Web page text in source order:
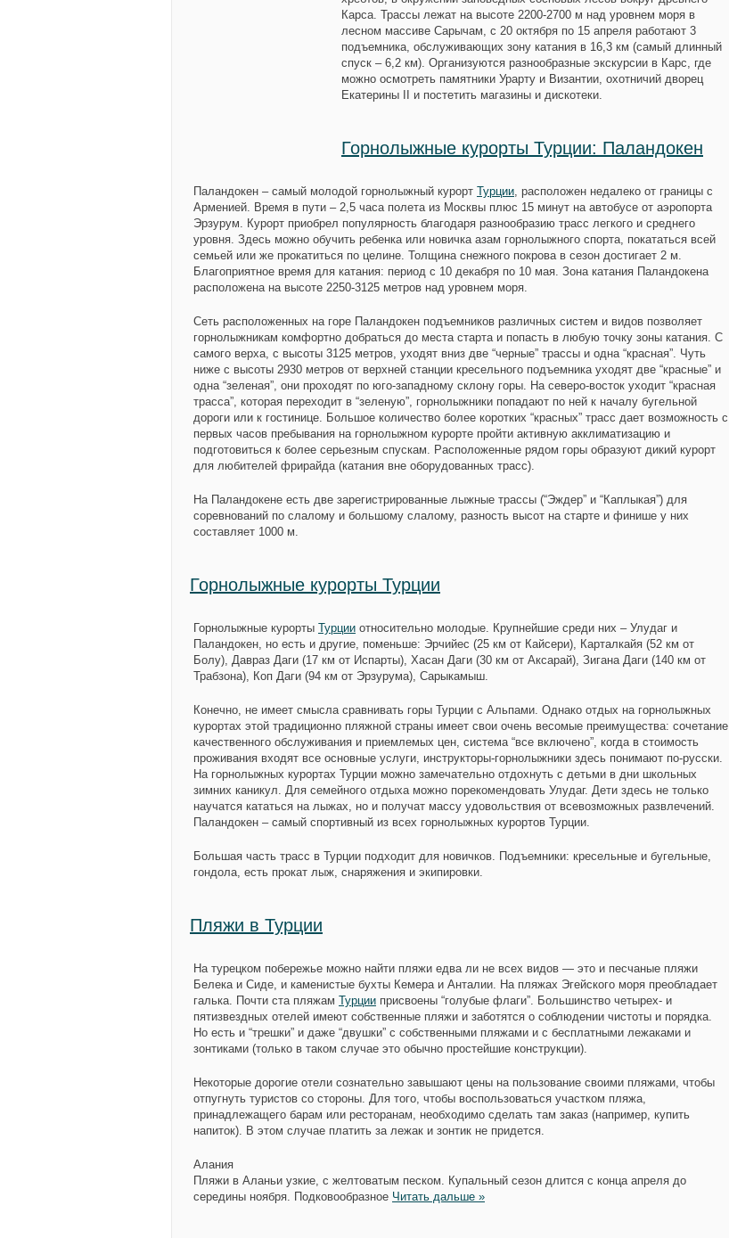
Карса. Трассы лежат на высоте 2200-2700 м над уровнем моря в
лесном массиве Сарычам, с 20 октября по 15 апреля работают 3
подъемника, обслуживающих зону катания в 16,3 км (самый длинный
спуск – 6,2 км). Организуются разнообразные экскурсии в Карс, где
можно осмотреть памятники Урарту и Византии, охотничий дворец
Екатерины II
и постетить магазины и дискотеки.
Горнолыжные курорты Турции: Паландокен
Паландокен – самый молодой горнолыжный курорт Турции, расположен недалеко от границы с
Арменией. Время в пути – 2,5 часа полета из Москвы плюс 15 минут на автобусе от аэропорта
Эрзурум. Курорт приобрел популярность благодаря разнообразию трасс легкого и среднего
уровня. Здесь можно обучить ребенка или новичка азам горнолыжного спорта, покататься всей
семьей или же прокатиться по целине. Толщина снежного покрова в сезон достигает 2 м.
Благоприятное время для катания: период с 10 декабря по 10 мая. Зона катания Паландокена
расположена на высоте 2250-3125 метров над уровнем моря.
Сеть расположенных на горе Паландокен подъемников различных систем и видов позволяет
горнолыжникам комфортно добраться до места старта и попасть в любую точку зоны катания. С
самого верха, с высоты 3125 метров, уходят вниз две “черные” трассы и одна “красная”. Чуть
ниже с высоты 2930 метров от верхней станции кресельного подъемника уходят две “красные” и
одна “зеленая”, они проходят по юго-западному склону горы. На северо-восток уходит “красная
трасса”, которая переходит в “зеленую”, горнолыжники попадают по ней к началу бугельной
дороги или к гостинице. Большое количество более коротких “красных” трасс дает возможность с
первых часов пребывания на горнолыжном курорте пройти активную акклиматизацию и
подготовиться к более серьезным спускам. Расположенные рядом горы образуют дикий курорт
для любителей фрирайда (катания вне оборудованных трасс).
На Паландокене есть две зарегистрированные лыжные трассы (“Эждер” и “Каплыкая”) для
соревнований по слалому и большому слалому, разность высот на старте и финише у них
составляет 1000 м.
Горнолыжные курорты Турции
Горнолыжные курорты Турции относительно молодые. Крупнейшие среди них – Улудаг и
Паландокен, но есть и другие, поменьше: Эрчийес (25 км от Кайсери), Карталкайя (52 км от
Болу), Давраз Даги (17 км от Испарты), Хасан Даги (30 км от Аксарай), Зигана Даги (140 км от
Трабзона), Коп Даги (94 км от Эрзурума), Сарыкамыш.
Конечно, не имеет смысла сравнивать горы Турции с Альпами. Однако отдых на горнолыжных
курортах этой традиционно пляжной страны имеет свои очень весомые преимущества: сочетание
качественного обслуживания и приемлемых цен, система “все включено”, когда в стоимость
проживания входят все основные услуги, инструкторы-горнолыжники здесь понимают по-русски.
На горнолыжных курортах Турции можно замечательно отдохнуть с детьми в дни школьных
зимних каникул. Для семейного отдыха можно порекомендовать Улудаг. Дети здесь не только
научатся кататься на лыжах, но и получат массу удовольствия от всевозможных развлечений.
Паландокен – самый спортивный из всех горнолыжных курортов Турции.
Большая часть трасс в Турции подходит для новичков. Подъемники: кресельные и бугельные,
гондола, есть прокат лыж, снаряжения и экипировки.
Пляжи в Туpции
На турецком побережье можно найти пляжи едва ли не всех видов — это и песчаные пляжи
Белека и Сиде, и каменистые бухты Кемера и Анталии. На пляжах Эгейского моря преобладает
галька. Почти ста пляжам Турции присвоены “голубые флаги”. Большинство четырех- и
пятизвездных отелей имеют собственные пляжи и заботятся о соблюдении чистоты и порядка.
Но есть и “трешки” и даже “двушки” с собственными пляжами и с бесплатными лежаками и
зонтиками (только в таком случае это обычно простейшие конструкции).
Некоторые дорогие отели сознательно завышают цены на пользование своими пляжами, чтобы
отпугнуть туристов со стороны. Для того, чтобы воспользоваться участком пляжа,
принадлежащего барам или ресторанам, необходимо сделать там заказ (например, купить
напиток). В этом случае платить за лежак и зонтик не придется.
Алания
Пляжи в Аланьи узкие, с желтоватым песком. Купальный сезон длится с конца апреля до
середины ноября. Подковообразное Читать дальше »